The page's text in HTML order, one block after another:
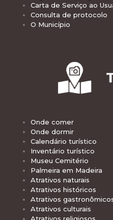
Carta de Serviço ao
Consulta de protocolo
O Município
Onde comer
Onde dormir
Calendário turístico
Inventário turístico
Museu Cemitério
Palmeira em Madeira
Atrativos naturais
Atrativos históricos
Atrativos
Atrativos culturais
Atrativos religiosos